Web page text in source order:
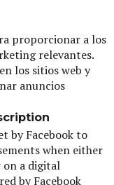
proporcionar a los
relevantes.
los sitios web y
anuncios
by Facebook to
when either
on a digital
by Facebook